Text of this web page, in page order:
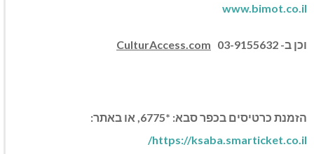
www.bimot.co.il
וכן ב- CulturAccess.com 03-9155632
הזמנת כרטיסים בכפר סבא: *6775, או באתר:
https://ksaba.smarticket.co.il
/